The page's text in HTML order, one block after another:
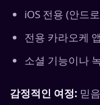
iOS 전용 (안드
전용 카라오케
소셜 기능이나
감정적인 여정: 믿